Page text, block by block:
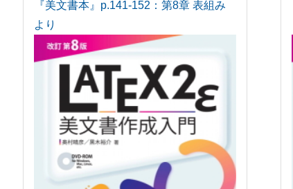
『美文書本』p.141-152：第8章 表組み
より